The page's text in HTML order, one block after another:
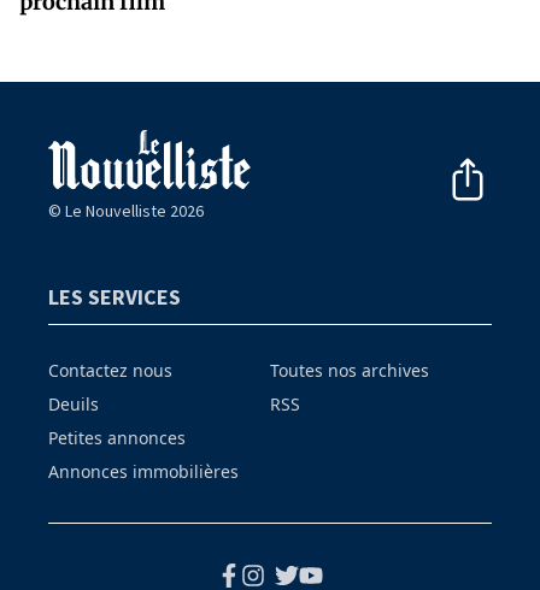
© Le Nouvelliste 2026
LES SERVICES
Contactez nous
Deuils
Petites annonces
Annonces immobilières
Toutes nos archives
RSS